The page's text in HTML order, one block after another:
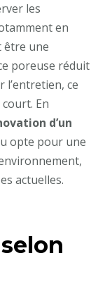
les
en
être une
poreuse réduit
l’entretien, ce
En
d’un
opte pour une
actuelles.